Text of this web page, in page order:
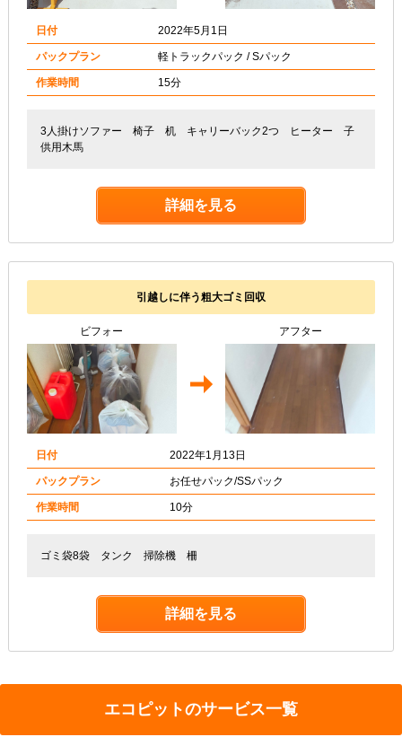
日付 2022年5月1日
パックプラン 軽トラックパック / Sパック
作業時間 15分
3人掛けソファー 椅子 机 キャリーバック2つ ヒーター 子
供用木馬
詳細を見る
引越しに伴う粗大ゴミ回収
ビフォー アフター
日付 2022年1月13日
パックプラン お任せパック/SSパック
作業時間 10分
ゴミ袋8袋 タンク 掃除機 柵
詳細を見る
エコピットのサービス一覧